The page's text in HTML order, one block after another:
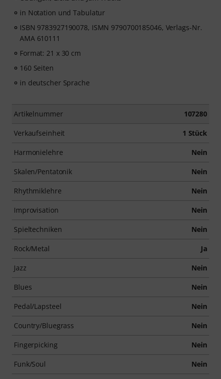
in Notation und Tabulatur
ISBN 9783927190078, ISMN 9790700185046, Verlags-Nr.
AMA 610111
Format: 21 x 30 cm
160 Seiten
in deutscher Sprache
Artikelnummer 107280
Verkaufseinheit 1 Stück
Harmonielehre Nein
Skalen/Pentatonik Nein
Rhythmiklehre Nein
Improvisation Nein
Spieltechniken Nein
Rock/Metal Ja
Jazz Nein
Blues Nein
Pedal/Lapsteel Nein
Country/Bluegrass Nein
Fingerpicking Nein
Funk/Soul Nein